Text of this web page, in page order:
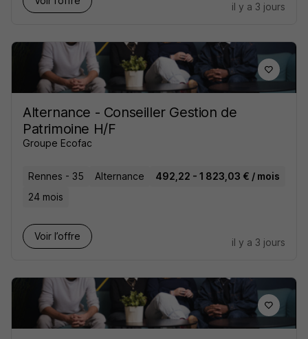
il y a 3 jours
Alternance - Conseiller Gestion de
Patrimoine H/F
Groupe Ecofac
Rennes - 35 Alternance
492,22 - 1 823,03 € / mois
24 mois
Voir l’offre
il y a 3 jours